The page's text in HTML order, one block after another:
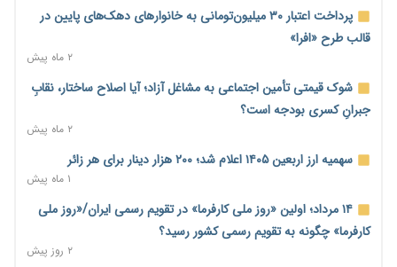
ترمز تولید خودرو کشیده شد؛ افت ۲۵ درصدی تیراژ ایران‌خودرو،
سایپا و پارس‌خودرو
۱ روز پیش
بنگاه‌داری بانک‌ها؛ مانع بزرگ خانه‌دار شدن مستأجران
نماینده مجلس: توسعه مرزهای زمینی به راهبرد تأمین کالاهای
اساسی تبدیل شود
۱ روز پیش
خانه کارگر قزوین: شکاف دستمزد و هزینه معیشت هر روز عمیق‌تر
می‌شود
۱ روز پیش
پرداخت اعتبار ۳۰ میلیون‌تومانی به خانوارهای دهک‌های پایین در
قالب طرح «افرا»
۲ ماه پیش
شوک قیمتی تأمین اجتماعی به مشاغل آزاد؛ آیا اصلاح ساختار، نقابِ
جبرانِ کسری بودجه است؟
۲ ماه پیش
سهمیه ارز اربعین ۱۴۰۵ اعلام شد؛ ۲۰۰ هزار دینار برای هر زائر
۱ ماه پیش
۱۴ مرداد؛ اولین «روز ملی کارفرما» در تقویم رسمی ایران/«روز ملی
کارفرما» چگونه به تقویم رسمی کشور رسید؟
۲ روز پیش